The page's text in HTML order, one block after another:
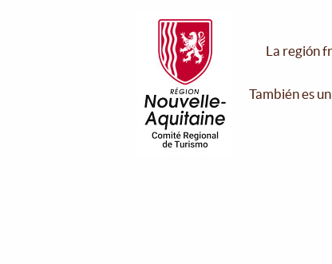
La región
También es